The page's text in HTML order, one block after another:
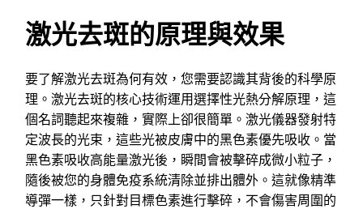
激光去斑的原理與效果
要了解激光去斑為何有效，您需要認識其背後的科學原
理。激光去斑的核心技術運用選擇性光熱分解原理，這
個名詞聽起來複雜，實際上卻很簡單。激光儀器發射特
定波長的光束，這些光被皮膚中的黑色素優先吸收。當
黑色素吸收高能量激光後，瞬間會被擊碎成微小粒子，
隨後被您的身體免疫系統清除並排出體外。這就像精準
導彈一樣，只針對目標色素進行擊碎，不會傷害周圍的